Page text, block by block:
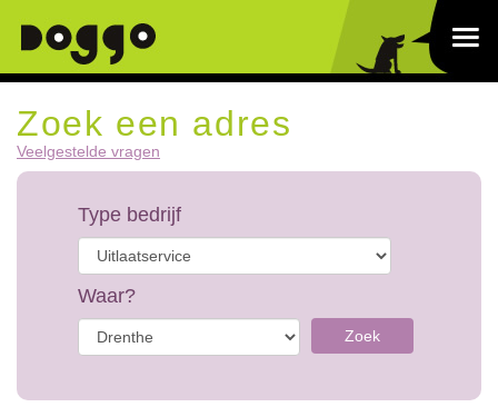
Zoek een adres
Veelgestelde vragen
Type bedrijf
Waar?
Zoek